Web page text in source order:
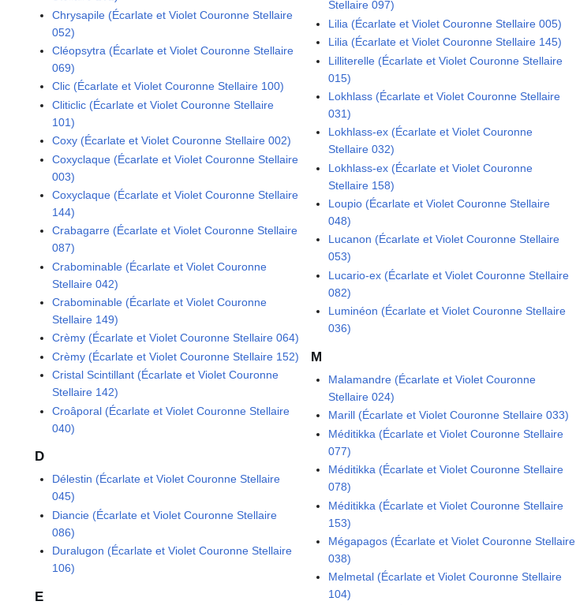
Chrysapile (Écarlate et Violet Couronne Stellaire
052)
Cléopsytra (Écarlate et Violet Couronne Stellaire
069)
Clic (Écarlate et Violet Couronne Stellaire 100)
Cliticlic (Écarlate et Violet Couronne Stellaire
101)
Coxy (Écarlate et Violet Couronne Stellaire 002)
Coxyclaque (Écarlate et Violet Couronne Stellaire
003)
Coxyclaque (Écarlate et Violet Couronne Stellaire
144)
Crabagarre (Écarlate et Violet Couronne Stellaire
087)
Crabominable (Écarlate et Violet Couronne
Stellaire 042)
Crabominable (Écarlate et Violet Couronne
Stellaire 149)
Crèmy (Écarlate et Violet Couronne Stellaire 064)
Crèmy (Écarlate et Violet Couronne Stellaire 152)
Cristal Scintillant (Écarlate et Violet Couronne
Stellaire 142)
Croâporal (Écarlate et Violet Couronne Stellaire
040)
D
Délestin (Écarlate et Violet Couronne Stellaire
045)
Diancie (Écarlate et Violet Couronne Stellaire
086)
Duralugon (Écarlate et Violet Couronne Stellaire
106)
E
Stellaire 097)
Lilia (Écarlate et Violet Couronne Stellaire 005)
Lilia (Écarlate et Violet Couronne Stellaire 145)
Lilliterelle (Écarlate et Violet Couronne Stellaire
015)
Lokhlass (Écarlate et Violet Couronne Stellaire
031)
Lokhlass-ex (Écarlate et Violet Couronne
Stellaire 032)
Lokhlass-ex (Écarlate et Violet Couronne
Stellaire 158)
Loupio (Écarlate et Violet Couronne Stellaire
048)
Lucanon (Écarlate et Violet Couronne Stellaire
053)
Lucario-ex (Écarlate et Violet Couronne Stellaire
082)
Luminéon (Écarlate et Violet Couronne Stellaire
036)
M
Malamandre (Écarlate et Violet Couronne
Stellaire 024)
Marill (Écarlate et Violet Couronne Stellaire 033)
Méditikka (Écarlate et Violet Couronne Stellaire
077)
Méditikka (Écarlate et Violet Couronne Stellaire
078)
Méditikka (Écarlate et Violet Couronne Stellaire
153)
Mégapagos (Écarlate et Violet Couronne Stellaire
038)
Melmetal (Écarlate et Violet Couronne Stellaire
104)